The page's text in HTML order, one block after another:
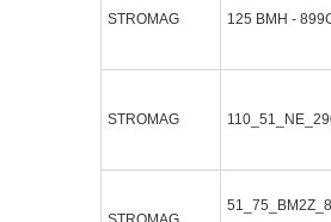
STROMAG 125 BMH -
STROMAG